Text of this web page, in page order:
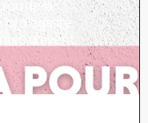
de la
d’égalité.
doivent